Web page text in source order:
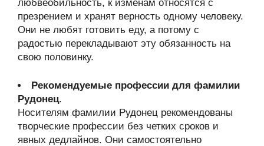
любвеобильность, к изменам относятся с
презрением и хранят верность одному человеку.
Они не любят готовить еду, а потому с
радостью перекладывают эту обязанность на
свою половинку.
Рекомендуемые профессии для фамилии
Рудонец.
Носителям фамилии Рудонец рекомендованы
творческие профессии без четких сроков и
явных дедлайнов. Они самостоятельно